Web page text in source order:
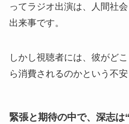
ってラジオ出演は、人間社
出来事です。
しかし視聴者には、彼がど
ら消費されるのかという不安
緊張と期待の中で、深志は